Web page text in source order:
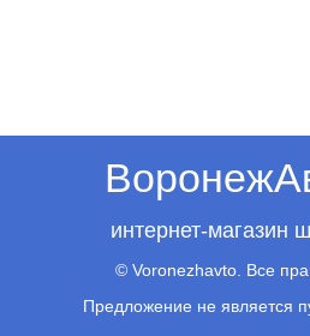
интернет-магазин
© Voronezhavto. Все
Предложение не является